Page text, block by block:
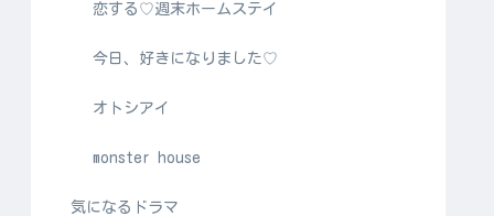
恋する♡週末ホームステイ
今日、好きになりました♡
オトシアイ
monster house
気になるドラマ